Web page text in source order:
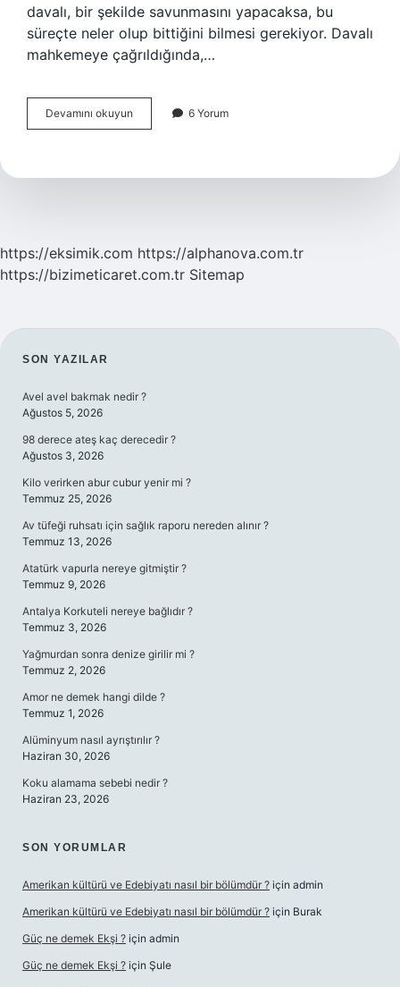
davalı, bir şekilde savunmasını yapacaksa, bu
süreçte neler olup bittiğini bilmesi gerekiyor. Davalı
mahkemeye çağrıldığında,…
Devamını okuyun
davayı
ne
6 Yorum
https://eksimik.com https://alphanova.com.tr
https://bizimeticaret.com.tr Sitemap
SIDEBAR
SON YAZILAR
Avel avel bakmak nedir ?
Ağustos 5, 2026
98 derece ateş kaç derecedir ?
Ağustos 3, 2026
Kilo verirken abur cubur yenir mi ?
Temmuz 25, 2026
Av tüfeği ruhsatı için sağlık raporu nereden alınır ?
Temmuz 13, 2026
Atatürk vapurla nereye gitmiştir ?
Temmuz 9, 2026
Antalya Korkuteli nereye bağlıdır ?
Temmuz 3, 2026
Yağmurdan sonra denize girilir mi ?
Temmuz 2, 2026
Amor ne demek hangi dilde ?
Temmuz 1, 2026
Alüminyum nasıl ayrıştırılır ?
Haziran 30, 2026
Koku alamama sebebi nedir ?
Haziran 23, 2026
SON YORUMLAR
Amerikan kültürü ve Edebiyatı nasıl bir bölümdür ? için admin
Amerikan kültürü ve Edebiyatı nasıl bir bölümdür ? için Burak
Güç ne demek Ekşi ? için admin
Güç ne demek Ekşi ? için Şule